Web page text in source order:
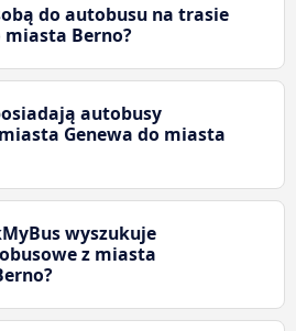
do autobusu na trasie
miasta Berno?
autobusy
Genewa do miasta
wyszukuje
z miasta